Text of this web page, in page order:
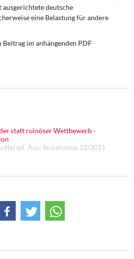
deutsche
eine Belastung für andere
Beitrag im anhängenden PDF
statt ruinöser Wettbewerb -
Hersel, Aus: Sozialismus 12/2011